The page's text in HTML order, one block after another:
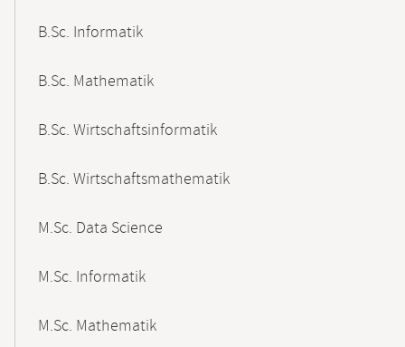
B.Sc. Informatik
B.Sc. Mathematik
B.Sc. Wirtschaftsinformatik
B.Sc. Wirtschaftsmathematik
M.Sc. Data Science
M.Sc. Informatik
M.Sc. Mathematik